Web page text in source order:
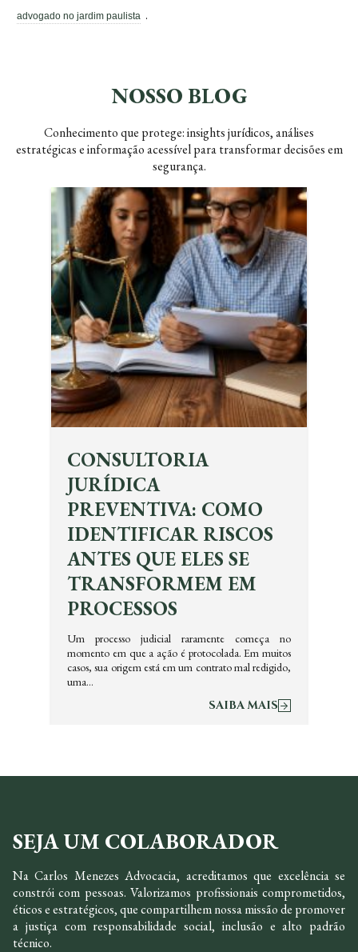
advogado no jardim paulista .
NOSSO BLOG
Conhecimento que protege: insights jurídicos, análises
estratégicas e informação acessível para transformar decisões em
segurança.
CONSULTORIA
JURÍDICA
PREVENTIVA: COMO
IDENTIFICAR RISCOS
ANTES QUE ELES SE
TRANSFORMEM EM
PROCESSOS
Um processo judicial raramente começa no
momento em que a ação é protocolada. Em muitos
casos, sua origem está em um contrato mal redigido,
uma…
SAIBA MAIS
SEJA UM COLABORADOR
Na Carlos Menezes Advocacia, acreditamos que excelência se
constrói com pessoas. Valorizamos profissionais comprometidos,
éticos e estratégicos, que compartilhem nossa missão de promover
a justiça com responsabilidade social, inclusão e alto padrão
técnico.